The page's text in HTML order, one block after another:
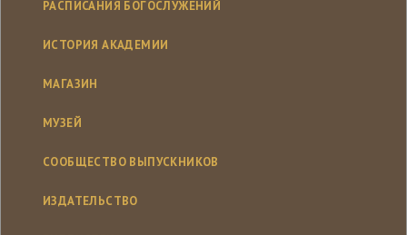
РАСПИСАНИЯ БОГОСЛУЖЕНИЙ
ИСТОРИЯ АКАДЕМИИ
МАГАЗИН
МУЗЕЙ
СООБЩЕСТВО ВЫПУСКНИКОВ
ИЗДАТЕЛЬСТВО